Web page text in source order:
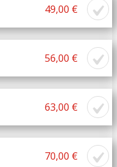
49,00 €
56,00 €
63,00 €
70,00 €